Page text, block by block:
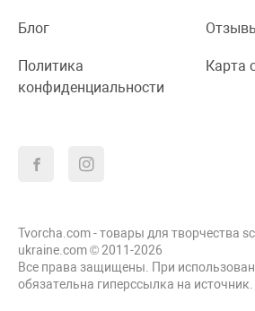
Блог
Политика
конфиденциальности
Карта
Tvorcha.com - товары для творчества
ukraine.com © 2011-2026
Все права защищены. При
обязательна гиперссылка на источник.